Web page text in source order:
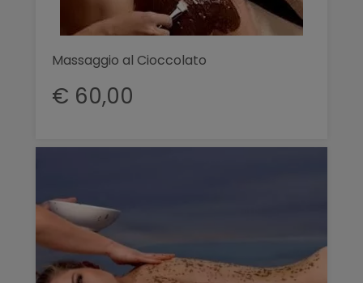
Massaggio al Cioccolato
€ 60,00